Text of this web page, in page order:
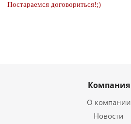
Постараемся договориться!;)
Компания
О компании
Новости